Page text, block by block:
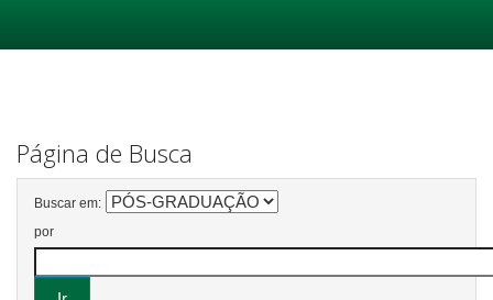
Página de Busca
Buscar em:
por